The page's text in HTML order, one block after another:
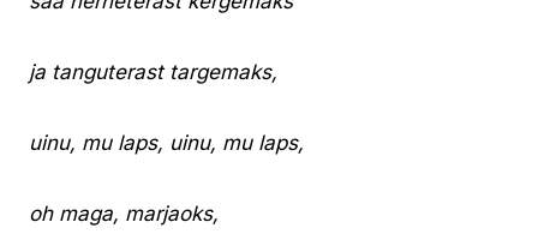
ja tanguterast targemaks,
uinu, mu laps, uinu, mu laps,
oh maga, marjaoks,